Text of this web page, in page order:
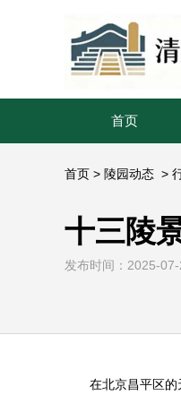
首页
首页 > 陵园动态 >
十三陵
发布时间：2025-
在北京昌平区